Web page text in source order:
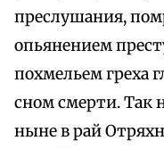
преслушания,
опьянением
похмельем греха
сном смерти. Так
ныне в рай